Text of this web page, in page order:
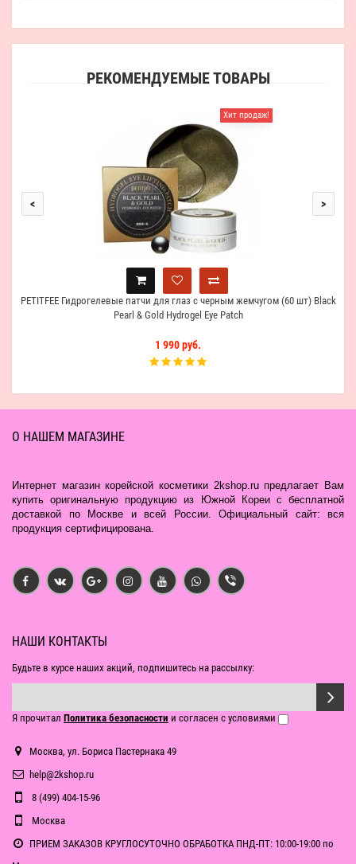
РЕКОМЕНДУЕМЫЕ ТОВАРЫ
Хит продаж!
PETITFEE Гидрогелевые патчи для глаз с черным жемчугом (60 шт) Black
Pearl & Gold Hydrogel Eye Patch
1 990 руб.
< >
О НАШЕМ МАГАЗИНЕ
Интернет магазин корейской косметики 2kshop.ru предлагает Вам
купить оригинальную продукцию из Южной Кореи с бесплатной
доставкой по Москве и всей России. Официальный сайт: вся
продукция сертифицирована.
НАШИ КОНТАКТЫ
Будьте в курсе наших акций, подпишитесь на рассылку:
Я прочитал Политика безопасности и согласен с условиями
Москва, ул. Бориса Пастернака 49
help@2kshop.ru
8 (499) 404-15-96
Москва
ПРИЕМ ЗАКАЗОВ КРУГЛОСУТОЧНО ОБРАБОТКА ПНД-ПТ: 10:00-19:00 по